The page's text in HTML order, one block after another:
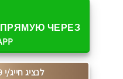
ЧЕРЕЗ
לנציג חייג/י 0525186379